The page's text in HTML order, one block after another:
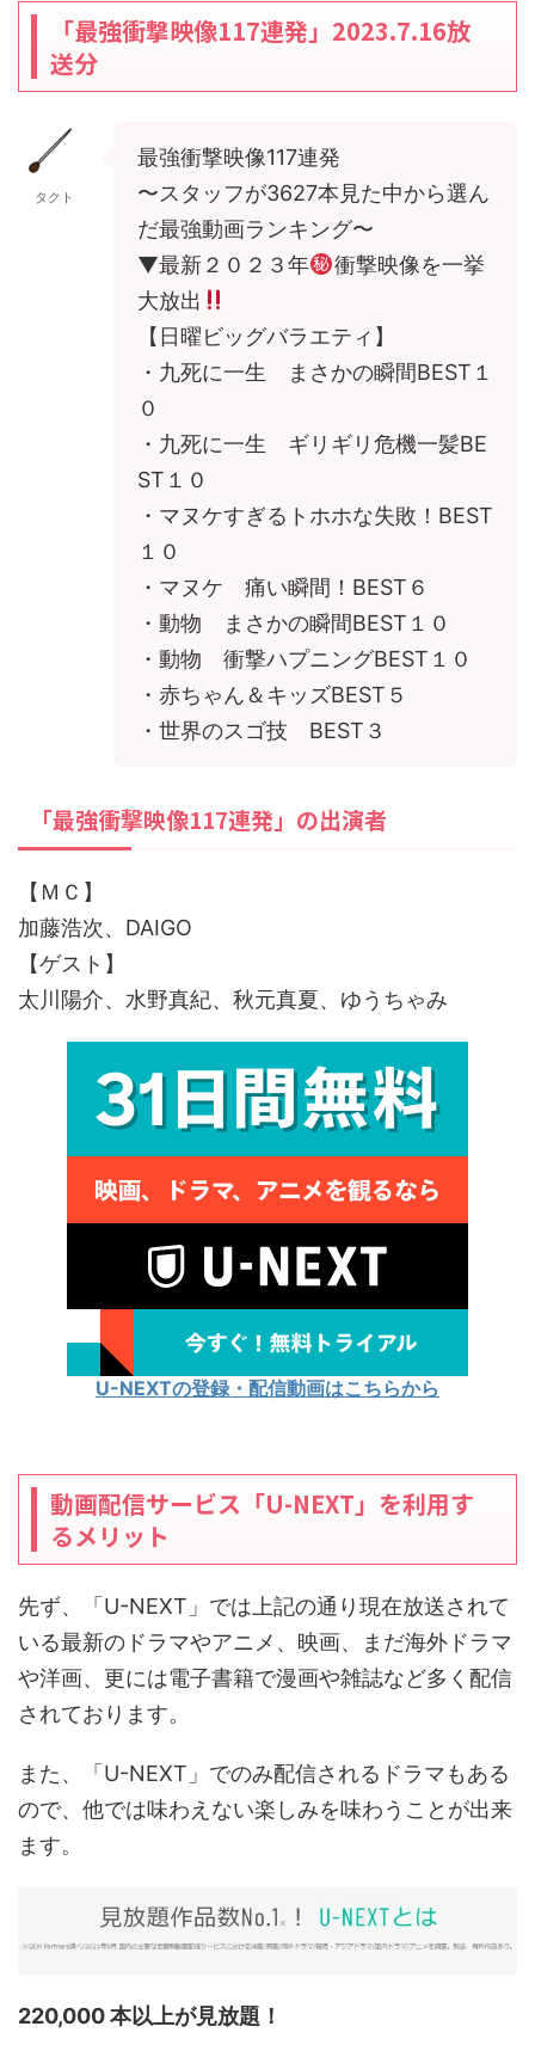
「最強衝撃映像117連発」2023.7.16放
送分
タクト
最強衝撃映像117連発
〜スタッフが3627本見た中から選ん
だ最強動画ランキング〜
▼最新２０２３年
衝撃映像を一挙
大放出
【日曜ビッグバラエティ】
・九死に一生 まさかの瞬間BEST１
０
・九死に一生 ギリギリ危機一髪BE
ST１０
・マヌケすぎるトホホな失敗！BEST
１０
・マヌケ 痛い瞬間！BEST６
・動物 まさかの瞬間BEST１０
・動物 衝撃ハプニングBEST１０
・赤ちゃん＆キッズBEST５
・世界のスゴ技 BEST３
「最強衝撃映像117連発」の出演者
【ＭＣ】
加藤浩次、DAIGO
【ゲスト】
太川陽介、水野真紀、秋元真夏、ゆうちゃみ
U-NEXTの登録・配信動画はこちらから
動画配信サービス「U-NEXT」を利用す
るメリット
先ず、「U-NEXT」では上記の通り現在放送されて
いる最新のドラマやアニメ、映画、まだ海外ドラマ
や洋画、更には電子書籍で漫画や雑誌など多く配信
されております。
また、「U-NEXT」でのみ配信されるドラマもある
ので、他では味わえない楽しみを味わうことが出来
ます。
220,000 本以上が見放題！